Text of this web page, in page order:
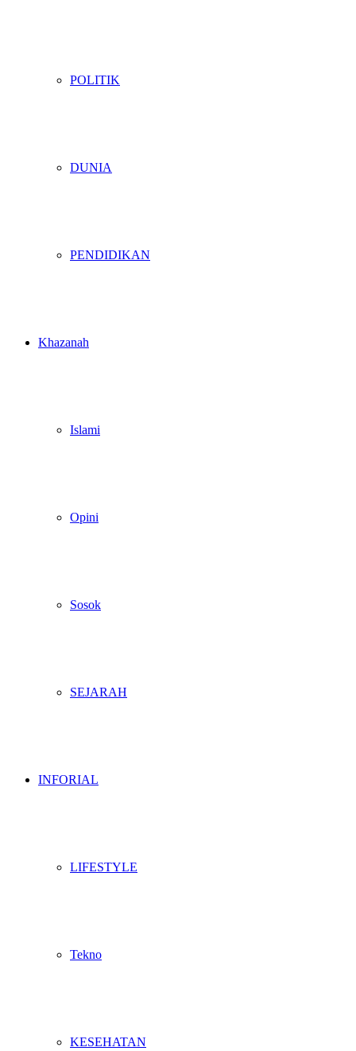
POLITIK
DUNIA
PENDIDIKAN
Khazanah
Islami
Opini
Sosok
SEJARAH
INFORIAL
LIFESTYLE
Tekno
KESEHATAN